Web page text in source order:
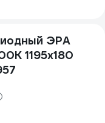
ЭРА
1195x180